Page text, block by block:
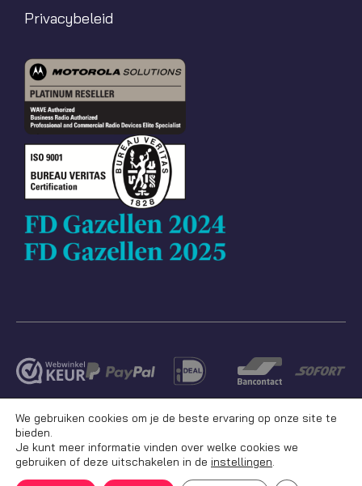
Privacybeleid
We gebruiken cookies om je de beste ervaring op onze site te
bieden.
Je kunt meer informatie vinden over welke cookies we
gebruiken of deze uitschakelen in de instellingen.